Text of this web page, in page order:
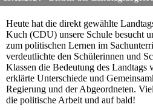
Heute hat die direkt gewählte
Kuch (CDU) unsere Schule besucht
zum politischen Lernen im
verdeutlichte den Schülerinnen und
Klassen die Bedeutung des Landtags
erklärte Unterschiede und
Regierung und der Abgeordneten.
die politische Arbeit und auf bald!